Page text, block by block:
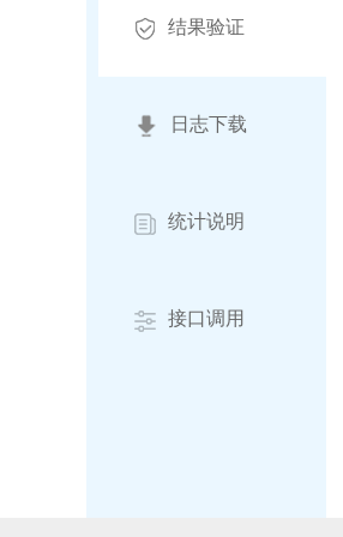
结果验证
日志下载
统计说明
接口调用